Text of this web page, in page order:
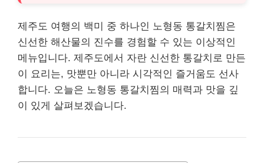
제주도 여행의 백미 중 하나인 노형동 통갈치찜은
신선한 해산물의 진수를 경험할 수 있는 이상적인
메뉴입니다. 제주도에서 자란 신선한 통갈치로 만든
이 요리는, 맛뿐만 아니라 시각적인 즐거움도 선사
합니다. 오늘은 노형동 통갈치찜의 매력과 맛을 깊
이 있게 살펴보겠습니다.